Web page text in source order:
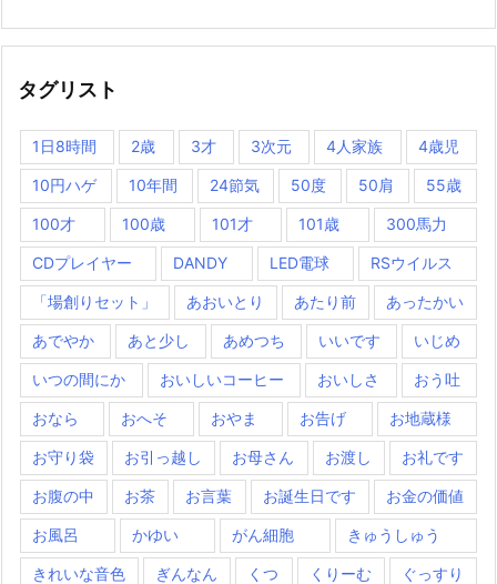
タグリスト
1日8時間 2歳 3才 3次元 4人家族 4歳児
10円ハゲ 10年間 24節気 50度 50肩 55歳
100才 100歳 101才 101歳 300馬力
CDプレイヤー DANDY LED電球 RSウイルス
「場創りセット」 あおいとり あたり前 あったかい
あでやか あと少し あめつち いいです いじめ
いつの間にか おいしいコーヒー おいしさ おう吐
おなら おへそ おやま お告げ お地蔵様
お守り袋 お引っ越し お母さん お渡し お礼です
お腹の中 お茶 お言葉 お誕生日です お金の価値
お風呂 かゆい がん細胞 きゅうしゅう
きれいな音色 ぎんなん くつ くりーむ ぐっすり